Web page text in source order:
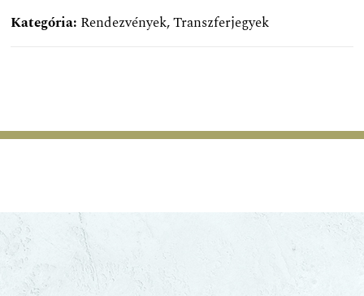
Kategória: Rendezvények,Transzferjegyek